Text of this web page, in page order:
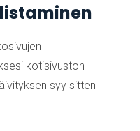
kotisivuston
syy sitten